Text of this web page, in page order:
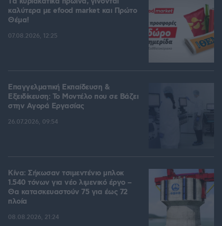
καλύτερα με efood market και Πρώτο
Θέμα!
07.08.2026, 12:25
Επαγγελματική Εκπαίδευση &
Εξειδίκευση: Το Mοντέλο που σε Bάζει
στην Aγορά Eργασίας
26.07.2026, 09:54
Κίνα: Σήκωσαν τσιμεντένιο μπλοκ
1.540 τόνων για νέο λιμενικό έργο –
Θα κατασκευαστούν 75 για έως 72
πλοία
08.08.2026, 21:24